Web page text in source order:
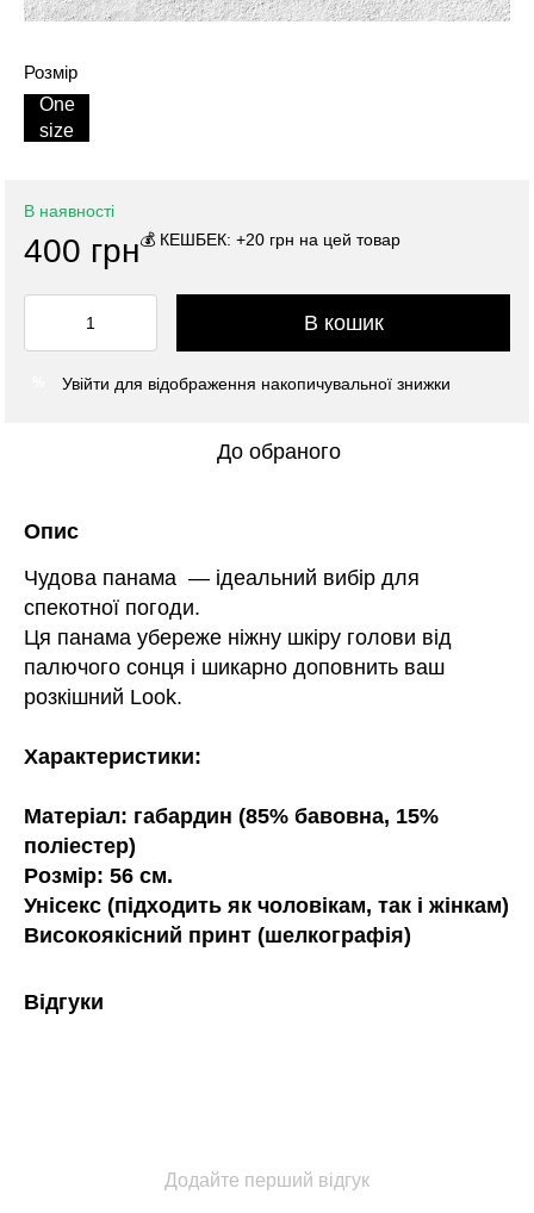
Розмір
One
size
В наявності
400 грн💰 КЕШБЕК: +20 грн на цей товар
В кошик
Увійти для відображення накопичувальної знижки
До обраного
Опис
Чудова панама — ідеальний вибір для
спекотної погоди.
Ця панама убереже ніжну шкіру голови від
палючого сонця і шикарно доповнить ваш
розкішний Look.
Характеристики:
Матеріал: габардин (85% бавовна, 15%
поліестер)
Розмір: 56 см.
Унісекс (підходить як чоловікам, так і жінкам)
Високоякісний принт (шелкографія)
Відгуки
Додайте перший відгук